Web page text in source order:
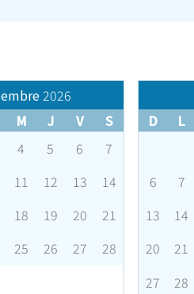
2026
M J V
S
4 5 6
7
11 12 13
14
18 19 20
21
25 26 27
28
D
L
6
7
13
14
20
21
27
28